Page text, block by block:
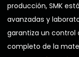
producción, SMK
avanzadas y
garantiza un control
completo de la